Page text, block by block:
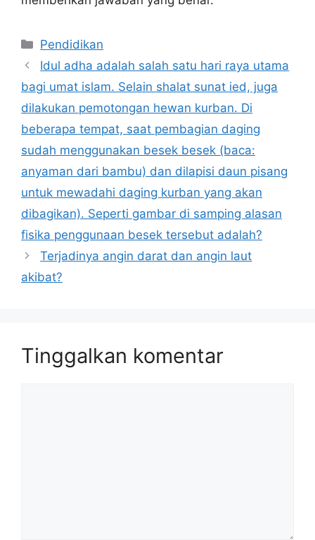
Kategori
Pendidikan
Idul adha adalah salah satu hari raya utama
bagi umat islam. Selain shalat sunat ied, juga
dilakukan pemotongan hewan kurban. Di
beberapa tempat, saat pembagian daging
sudah menggunakan besek besek (baca:
anyaman dari bambu) dan dilapisi daun pisang
untuk mewadahi daging kurban yang akan
dibagikan). Seperti gambar di samping alasan
fisika penggunaan besek tersebut adalah?
Terjadinya angin darat dan angin laut
akibat?
Tinggalkan komentar